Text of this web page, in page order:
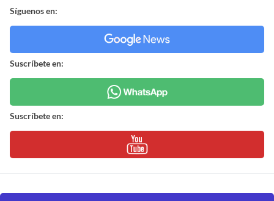
Síguenos en:
Suscríbete en:
Suscríbete en: